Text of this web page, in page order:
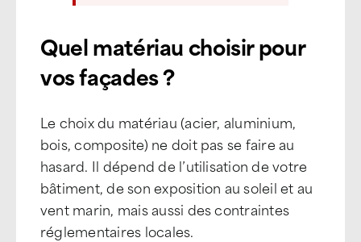
Quel matériau choisir pour
vos façades ?
Le choix du matériau (acier, aluminium,
bois, composite) ne doit pas se faire au
hasard. Il dépend de l’utilisation de votre
bâtiment, de son exposition au soleil et au
vent marin, mais aussi des contraintes
réglementaires locales.